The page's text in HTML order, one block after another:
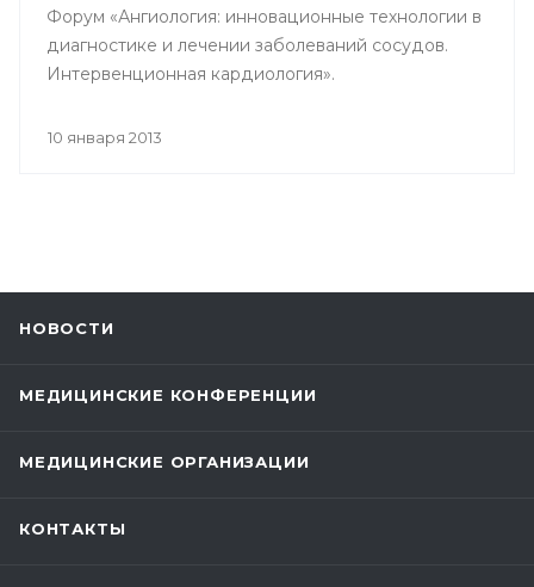
Форум «Ангиология: инновационные технологии в
диагностике и лечении заболеваний сосудов.
Интервенционная кардиология».
10 января 2013
НОВОСТИ
МЕДИЦИНСКИЕ КОНФЕРЕНЦИИ
МЕДИЦИНСКИЕ ОРГАНИЗАЦИИ
КОНТАКТЫ